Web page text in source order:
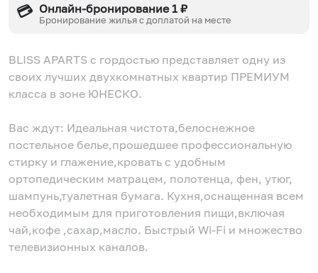
💳 Онлайн-бронирование 1 ₽
Бронирование жилья с доплатой на месте
BLISS APARTS с гордостью представляет одну из
своих лучших двухкомнатных квартир ПРЕМИУМ
класса в зоне ЮНЕСКО.
Вас ждут: Идеальная чистота,белоснежное
постельное белье,прошедшее профессиональную
стирку и глажение,кровать с удобным
ортопедическим матрацем, полотенца, фен, утюг,
шампунь,туалетная бумага. Кухня,оснащенная всем
необходимым для приготовления пищи,включая
чай,кофе ,сахар,масло. Быстрый Wi-Fi и множество
телевизионных каналов.